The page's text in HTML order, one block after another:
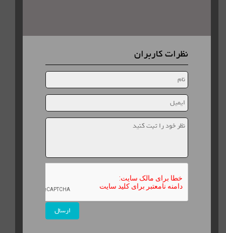
نظرات کاربران
ارسال